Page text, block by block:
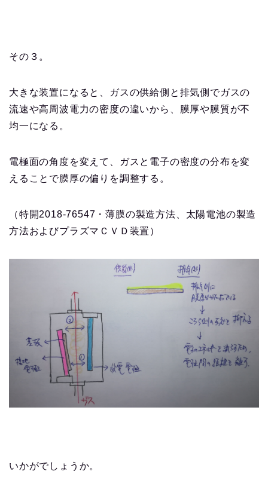
その３。
大きな装置になると、ガスの供給側と排気側でガスの
流速や高周波電力の密度の違いから、膜厚や膜質が不
均一になる。
電極面の角度を変えて、ガスと電子の密度の分布を変
えることで膜厚の偏りを調整する。
（特開2018-76547・薄膜の製造方法、太陽電池の製造
方法およびプラズマＣＶＤ装置）
いかがでしょうか。